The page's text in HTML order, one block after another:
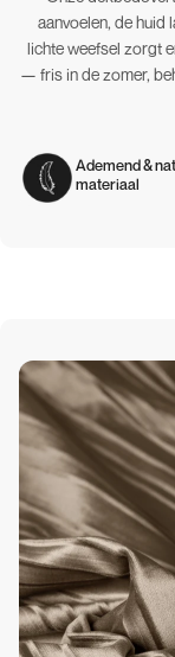
aanvoelen, de huid
lichte weefsel zorgt
— fris in de zomer,
Ademend &
materiaal